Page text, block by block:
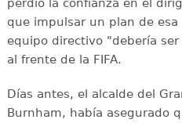
perdió la confianza en el
que impulsar un plan de
equipo directivo "debería
al frente de la FIFA.
Días antes, el alcalde del
Burnham, había asegurado